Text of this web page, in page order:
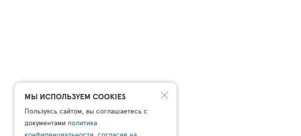
МЫ ИСПОЛЬЗУЕМ COOKIES
Пользуясь сайтом, вы соглашаетесь с
документами политика